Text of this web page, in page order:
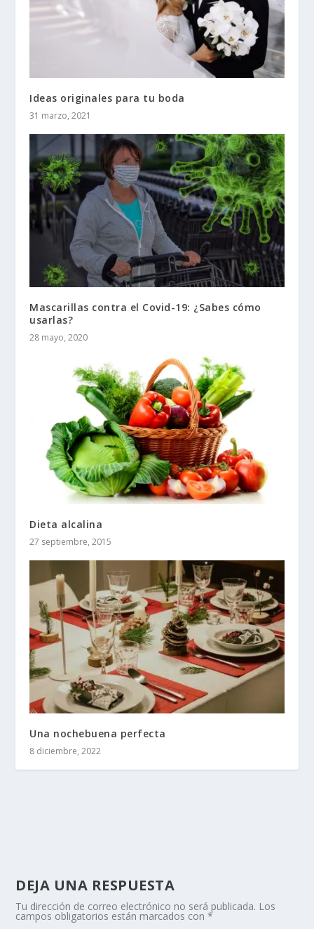
Ideas originales para tu boda
31 marzo, 2021
Mascarillas contra el Covid-19: ¿Sabes cómo
usarlas?
28 mayo, 2020
Dieta alcalina
27 septiembre, 2015
Una nochebuena perfecta
8 diciembre, 2022
DEJA UNA RESPUESTA
Tu dirección de correo electrónico no será publicada. Los
campos obligatorios están marcados con*